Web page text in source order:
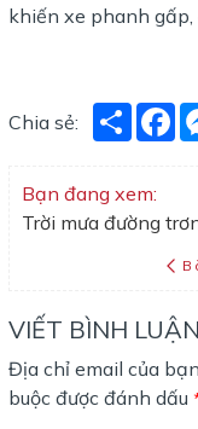
khiến xe phanh
Chia sẻ: Share
Bạn đang xem:
VIẾT BÌNH
Địa chỉ email của
buộc được đánh dấu